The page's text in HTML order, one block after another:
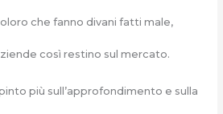
che fanno divani fatti male,
così restino sul mercato.
più sull’approfondimento e sulla